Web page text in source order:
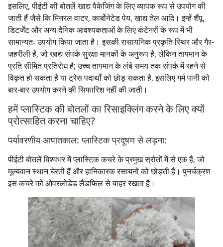
इसलिए, पीईटी की बोतलें खाद्य पैकेजिंग के लिए व्यापक रूप से उपयोग की
जाती हैं जैसे कि मिनरल वाटर, कार्बोनेटेड पेय, खाद्य तेल आदि। इन्हें शैंपू,
डिटर्जेंट और अन्य दैनिक आवश्यकताओं के लिए कंटेनरों के रूप में भी
सामान्यतः उपयोग किया जाता है। इसकी रासायनिक प्रकृति स्थिर और गैर-
ज़हरीली है, जो खाद्य संपर्क सुरक्षा मानकों के अनुरूप है, लेकिन तापमान के
प्रति सीमित प्रतिरोध है; उच्च तापमान के लंबे समय तक संपर्क में रहने से
विकृत हो सकता है या ट्रेस पदार्थों को छोड़ सकता है, इसलिए गर्म पानी को
बार-बार उपयोग करने की सिफारिश नहीं की जाती।
हमें प्लास्टिक की बोतलों का रिसाइक्लिंग करने के लिए क्यों
प्रोत्साहित करना चाहिए?
पर्यावरणीय आपातकाल: प्लास्टिक प्रदूषण से लड़ना:
पीईटी बोतलें विश्वभर में प्लास्टिक कचरे के प्रमुख स्रोतों में से एक हैं, जो
मूल्यवान स्थान घेरती हैं और हानिकारक रसायनों को छोड़ती हैं। पुनर्चक्रण
इस कचरे को ओवरलोडेड लैंडफिल से बाहर रखता है।